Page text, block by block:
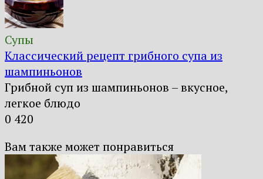
Супы
Классический рецепт грибного супа из
шампиньонов
Грибной суп из шампиньонов – вкусное,
легкое блюдо
0 420
Вам также может понравиться